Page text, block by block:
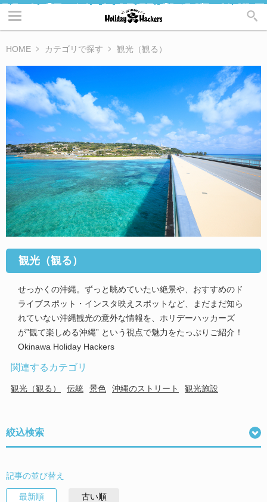
HOME カテゴリで探す 観光（観る）
観光（観る）
せっかくの沖縄。ずっと眺めていたい絶景や、おすすめのド
ライブスポット・インスタ映えスポットなど、まだまだ知ら
れていない沖縄観光の意外な情報を、ホリデーハッカーズ
が”観て楽しめる沖縄” という視点で魅力をたっぷりご紹介！
Okinawa Holiday Hackers
関連するカテゴリ
観光（観る） 伝統 景色 沖縄のストリート 観光施設
絞込検索
記事の並び替え
最新順 古い順